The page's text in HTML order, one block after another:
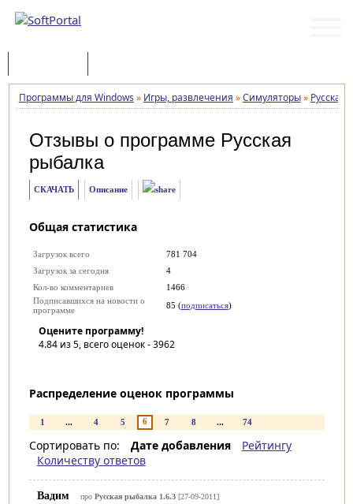
Программы для Windows » Игры, развлечения »Симуляторы» Русская
Отзывы о программе Русская
рыбалка
СКАЧАТЬ Описание
Общая статистика
Загрузок всего
781 704
Загрузок за сегодня
4
Кол-во комментариев
1466
Подписавшихся на новости о
программе
85 (подписаться)
Оцените программу!
4.84из 5, всего оценок -3962
Распределение оценок программы
1 ... 4 5 6 7 8 ... 74
Сортировать по: Дате добавления
Рейтингу
Количеству ответов
Вадим про Русская рыбалка 1.6.3[27-09-2011]